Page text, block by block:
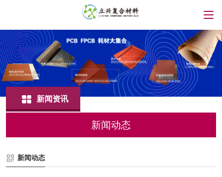
新闻资讯
新闻动态
新闻动态